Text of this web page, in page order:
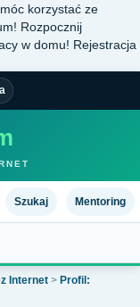
korzystać ze
Rozpocznij
w domu! Rejestracja
Szukaj Mentoring
Internet > Profil: